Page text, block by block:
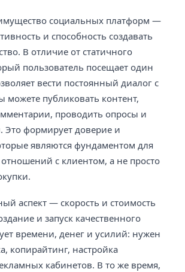
социальных платформ —
и способность создавать
В отличие от статичного
пользователь посещает один
вести постоянный диалог с
можете публиковать контент,
проводить опросы и
формирует доверие и
являются фундаментом для
с клиентом, а не просто
аспект — скорость и стоимость
и запуск качественного
времени, денег и усилий: нужен
копирайтинг, настройка
кабинетов. В то же время,